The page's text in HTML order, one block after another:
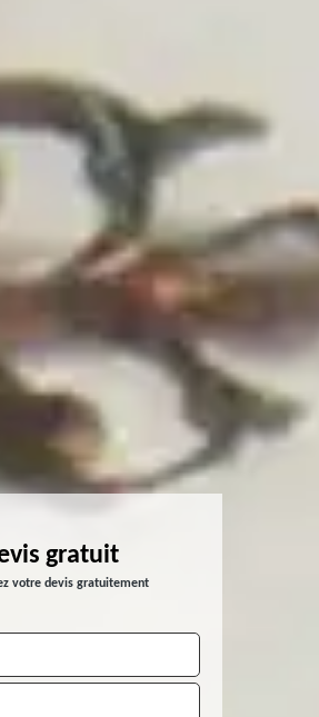
gratuit
votre devis gratuitement